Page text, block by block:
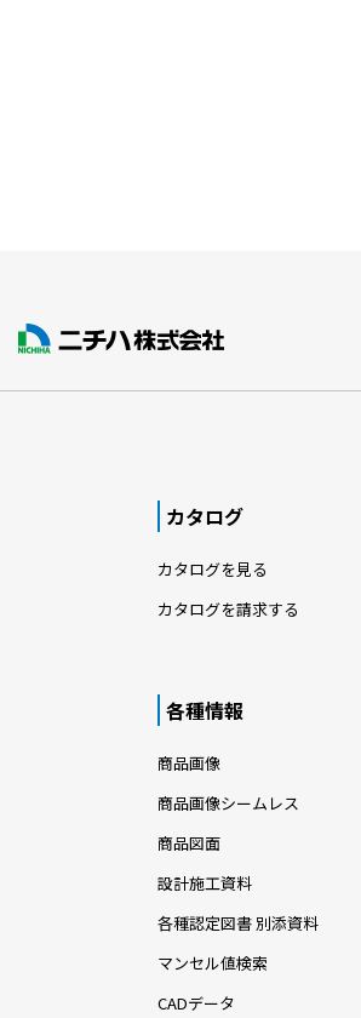
カタログ
カタログを見る
カタログを請求する
各種情報
商品画像
商品画像シームレス
商品図面
設計施工資料
各種認定図書 別添資料
マンセル値検索
CADデータ